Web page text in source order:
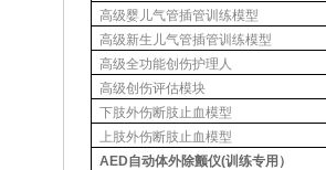
高级婴儿气管插管训练模型
高级新生儿气管插管训练模型
高级全功能创伤护理人
高级创伤评估模块
下肢外伤断肢止血模型
上肢外伤断肢止血模型
AED自动体外除颤仪(训练专用）